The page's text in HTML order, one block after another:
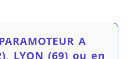
A
LYON (69) ou en